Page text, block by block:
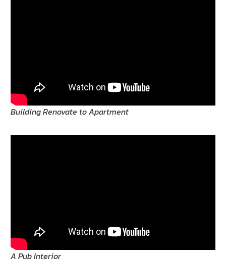
Building Renovate to Apartment
A Pub Interior